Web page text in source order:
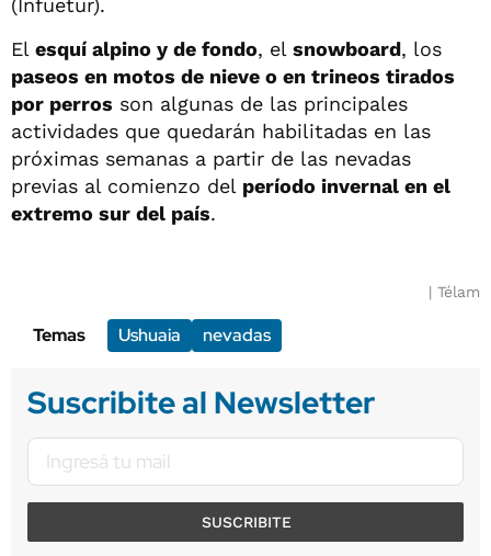
El esquí alpino y de fondo, el snowboard, los
paseos en motos de nieve o en trineos tirados
por perros son algunas de las principales
actividades que quedarán habilitadas en las
próximas semanas a partir de las nevadas
previas al comienzo del período invernal en el
extremo sur del país.
Télam
Temas Ushuaia nevadas
Suscribite al Newsletter
SUSCRIBITE